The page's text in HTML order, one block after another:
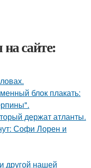
сайте:
блок плакать:
держат атланты.
Софи Лорен и
другой нашей